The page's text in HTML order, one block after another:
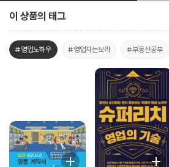
이 상품의 태그
#영업노하우 #영업자는보라 #부동산공부